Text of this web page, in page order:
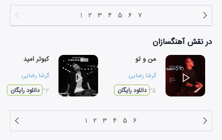
۱ ۲ ۳ ۴ ۵ ۶ ۷
در نقشآهنگسازان
من و تو
گرشا رضایی
۰۲:۳۵دانلود رایگان
کبوتر امید
گرشا رضایی
۰۳:۳۲دانلود رایگان
۱ ۲ ۳ ۴ ۵ ۶